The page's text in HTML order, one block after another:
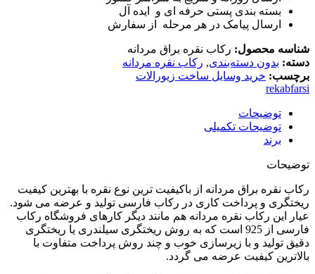
بسته بندی پستی حرفه ای و ایده آل
ارسال پیامک در هر مرحله از سفارش
شناسه محصول: رکاب نقره براق مردانه
دسته: بدون دسته‌بندی, رکاب نقره مردانه
برچسب: خرید وسایل ساخت زیورالات
rekabfarsi
توضیحات
توضیحات تکمیلی
برند
توضیحات
رکاب نقره براق مردانه از باکیفیت ترین نوع نقره با بهترین کیفیت
ریختگری و پرداخت کاری در رکاب فارسی تولید و عرضه می شود.
عیار این رکاب نقره مردانه هم مانند دیگر کارهای فروشگاه رکاب
فارسی از 925 است که به روش ریختگری سیلندری یا ریختگری
دقیق تولید و با زیرسازی خوب و چند روش پرداخت متفاوت با
بالاترین کیفیت عرضه می گردد.